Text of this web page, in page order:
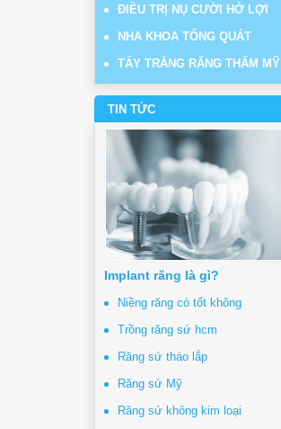
ĐIỀU TRỊ NỤ CƯỜI HỞ LỢI
NHA KHOA TỔNG QUÁT
TẨY TRẮNG RĂNG THẨM MỸ
TIN TỨC
Implant răng là gì?
Niềng răng có tốt không
Trồng răng sứ hcm
Răng sứ tháo lắp
Răng sứ Mỹ
Răng sứ không kim loại